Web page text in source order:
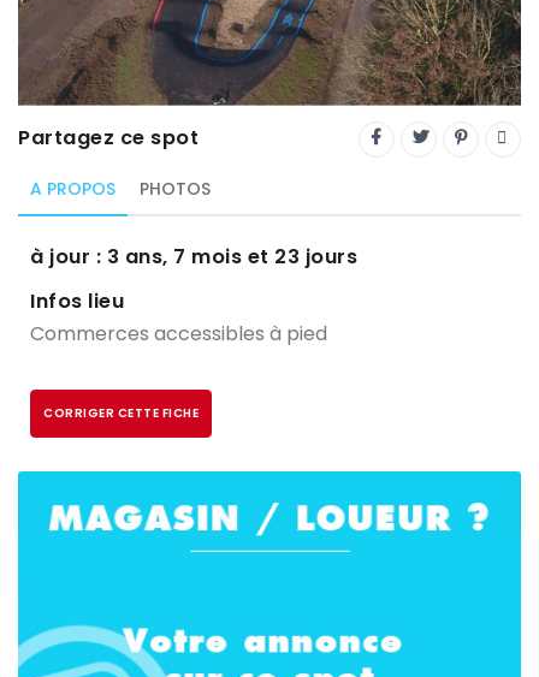
XC Rando - VTTAE
XCO
Constructeurs-Shapers
Derniers commentaires
Partagez ce spot
A PROPOS PHOTOS
à jour : 3 ans, 7 mois et 23 jours
Infos lieu
Commerces accessibles à pied
CORRIGER CETTE FICHE